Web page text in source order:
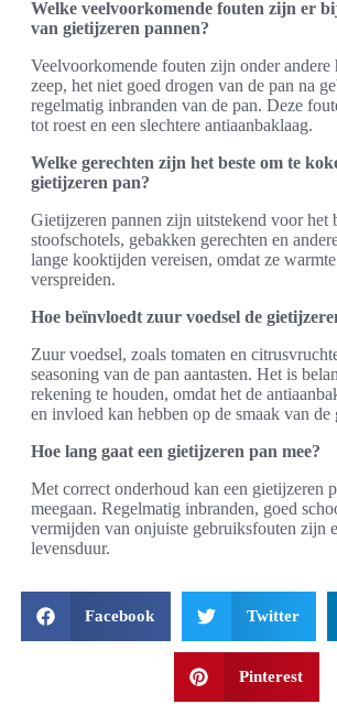
Welke veelvoorkomende fouten zijn er
van gietijzeren pannen?
Veelvoorkomende fouten zijn onder andere
zeep, het niet goed drogen van de pan na
regelmatig inbranden van de pan. Deze
tot roest en een slechtere antiaanbaklaag.
Welke gerechten zijn het beste om te
gietijzeren pan?
Gietijzeren pannen zijn uitstekend voor het
stoofschotels, gebakken gerechten en
lange kooktijden vereisen, omdat ze
verspreiden.
Hoe beïnvloedt zuur voedsel de
Zuur voedsel, zoals tomaten en
seasoning van de pan aantasten. Het is
rekening te houden, omdat het de
en invloed kan hebben op de smaak van de
Hoe lang gaat een gietijzeren pan mee?
Met correct onderhoud kan een gietijzeren
meegaan. Regelmatig inbranden, goed
vermijden van onjuiste gebruiksfouten zijn
levensduur.
Facebook Twitter
Pinterest